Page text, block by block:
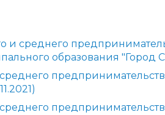
и среднего
образования "Город